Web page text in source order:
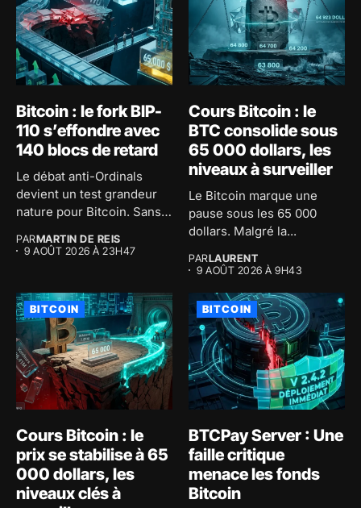
Bitcoin : le fork BIP-
110 s’effondre avec
140 blocs de retard
Le débat anti-Ordinals
devient un test grandeur
nature pour Bitcoin. Sans
PARMARTIN DE REIS
9 AOÛT 2026 À 23H47
Cours Bitcoin : le
BTC consolide sous
65 000 dollars, les
niveaux à surveiller
Le Bitcoin marque une
pause sous les 65 000
dollars. Malgré la...
PARLAURENT
9 AOÛT 2026 À 9H43
BITCOIN
Cours Bitcoin : le
prix se stabilise à 65
000 dollars, les
niveaux clés à
BITCOIN
BTCPay Server : Une
faille critique
menace les fonds
Bitcoin